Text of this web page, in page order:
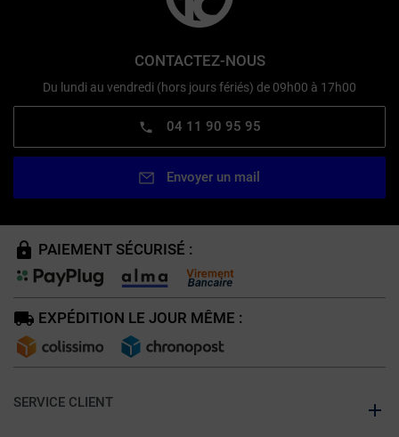
CONTACTEZ-NOUS
Du lundi au vendredi (hors jours fériés) de 09h00 à 17h00
04 11 90 95 95
Envoyer un mail
PAIEMENT SÉCURISÉ :
EXPÉDITION LE JOUR MÊME :
SERVICE CLIENT